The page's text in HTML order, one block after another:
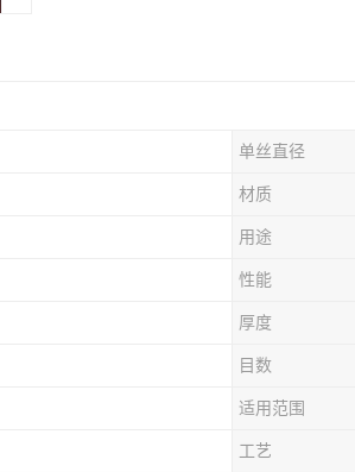
单丝直径
材质
用途
性能
厚度
目数
适用范围
工艺